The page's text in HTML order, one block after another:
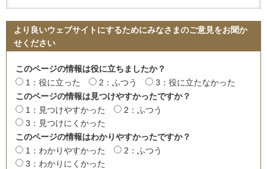
より良いウェブサイトにするためにみなさまのご意見をお聞か
せください
このページの情報は役に立ちましたか？
1：役に立った
2：ふつう
3：役に立たなかった
このページの情報は見つけやすかったですか？
1：見つけやすかった
2：ふつう
3：見つけにくかった
このページの情報はわかりやすかったですか？
1：わかりやすかった
2：ふつう
3：わかりにくかった